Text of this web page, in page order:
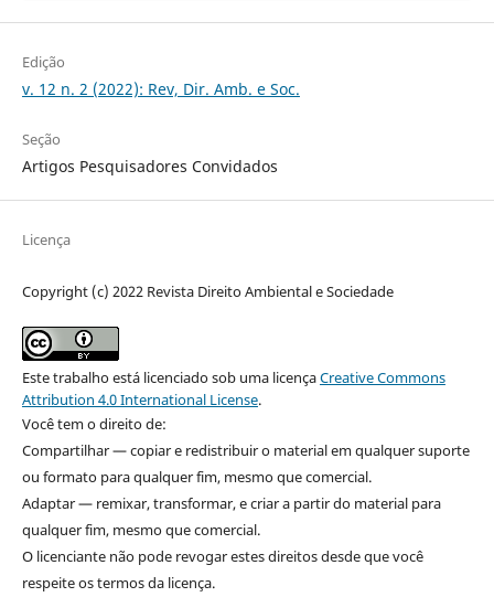
Edição
v. 12 n. 2 (2022): Rev, Dir. Amb. e Soc.
Seção
Artigos Pesquisadores Convidados
Licença
Copyright (c) 2022 Revista Direito Ambiental e Sociedade
Este trabalho está licenciado sob uma licençaCreative Commons
Attribution 4.0 International License.
Você tem o direito de:
Compartilhar — copiar e redistribuir o material em qualquer suporte
ou formato para qualquer fim, mesmo que comercial.
Adaptar — remixar, transformar, e criar a partir do material para
qualquer fim, mesmo que comercial.
O licenciante não pode revogar estes direitos desde que você
respeite os termos da licença.